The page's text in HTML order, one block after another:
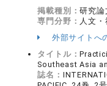
掲載種別：研究論
専門分野： 人文
外部サイトへ
タイトル：
Southeast Asia
誌名：